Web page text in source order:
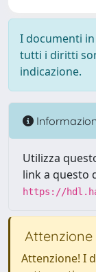
I documenti
tutti i diritti
indicazione.
Utilizza
link a questo
https://
Attenzione
Attenzione! I